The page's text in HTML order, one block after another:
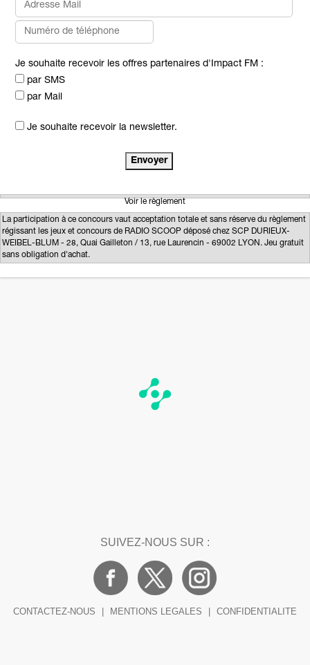
Je souhaite recevoir les offres partenaires d'Impact FM :
par SMS
par Mail
Je souhaite recevoir la newsletter.
Voir le règlement
La participation à ce concours vaut acceptation totale et sans réserve du règlement
régissant les jeux et concours de RADIO SCOOP déposé chez SCP DURIEUX-
WEIBEL-BLUM - 28, Quai Gailleton / 13, rue Laurencin - 69002 LYON. Jeu gratuit
sans obligation d'achat.
SUIVEZ-NOUS SUR :
CONTACTEZ-NOUS MENTIONS LEGALES CONFIDENTIALITE